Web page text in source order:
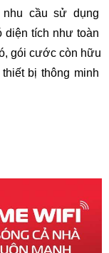
cầu sử dụng
diện tích như toàn
gói cước còn hữu
bị thông minh